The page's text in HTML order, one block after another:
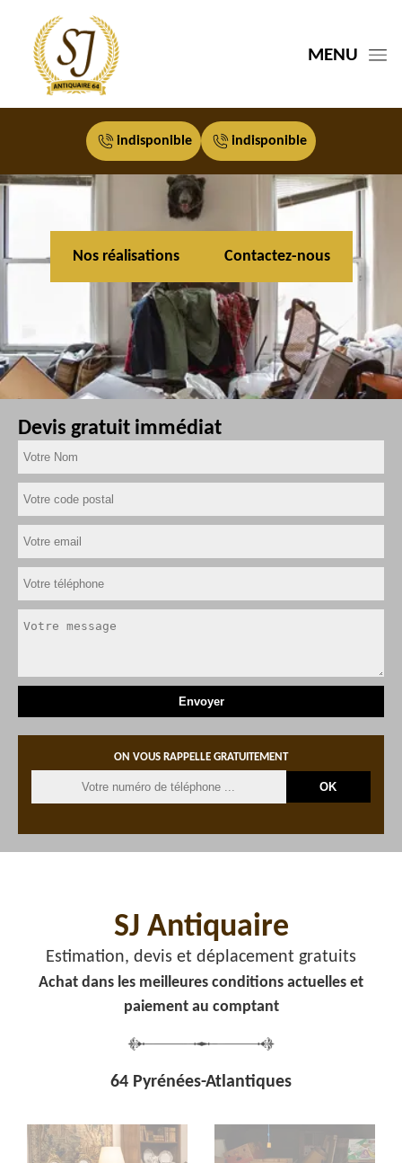
MENU
indisponible indisponible
Nos réalisations Contactez-nous
Devis gratuit immédiat
ON VOUS RAPPELLE GRATUITEMENT
SJ Antiquaire
Estimation, devis et déplacement gratuits
Achat dans les meilleures conditions actuelles et
paiement au comptant
64 Pyrénées-Atlantiques